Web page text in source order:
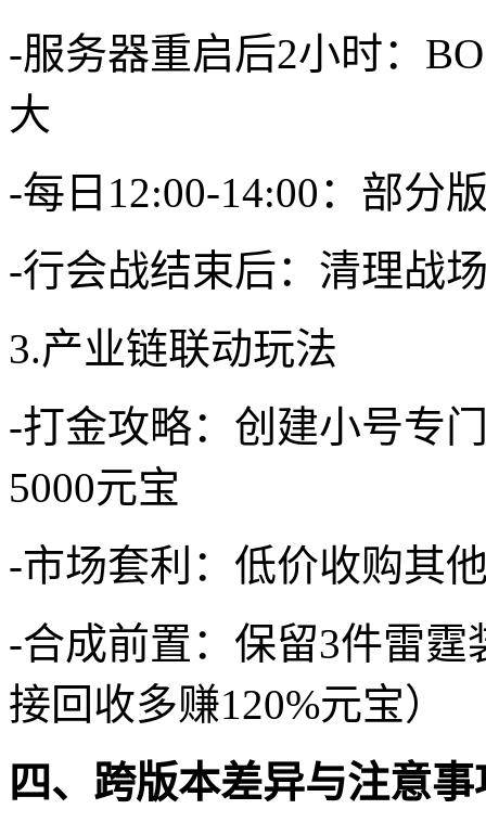
-服务器重启后2小时：
大
-每日12:00-14:00：部分
-行会战结束后：清理战
3.产业链联动玩法
-打金攻略：创建小号专
5000元宝
-市场套利：低价收购其
-合成前置：保留3件雷
接回收多赚120%元宝）
四、跨版本差异与注意事